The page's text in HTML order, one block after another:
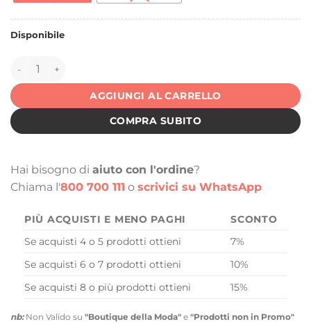
Disponibile
144300 quantità
AGGIUNGI AL CARRELLO
COMPRA SUBITO
Hai bisogno di aiuto con l'ordine?
Chiama l'800 700 111 o scrivici su WhatsApp
PIÙ ACQUISTI E MENO PAGHI
SCONTO
Se acquisti 4 o 5 prodotti ottieni
7%
Se acquisti 6 o 7 prodotti ottieni
10%
Se acquisti 8 o più prodotti ottieni
15%
nb:Non Valido su "Boutique della Moda" e "Prodotti non in Promo"